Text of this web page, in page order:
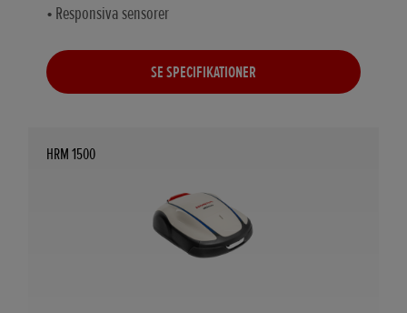
• Responsiva sensorer
SE SPECIFIKATIONER
HRM 1500